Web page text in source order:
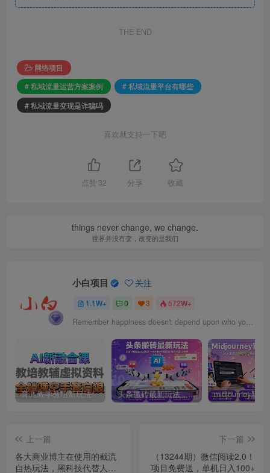
THE END
网络项目
# 私域流量运营方案案例
# 私域流量平台有哪些
# 私域流量变现是诈骗吗
喜欢就支持一下吧
点赞 32 分享 收藏
things never change, we change.
世界并没有变，改变的是我们
小白项目 关注
1.1W+ 0 3 572W+
Remember happiness doesn't depend upon who you are or what you have; it depends solely on what you think.
育儿教学教培新玩法，AI生成教学视频，市场大，操作简单，变现天花板非常高 头条搬砖最新玩法，文章+视频用AI全搞定，一天5张+不是问题，每天只需10分钟
上一篇
各大商业博主在使用的截流
自热玩法，黑科技代替人工
下一篇
（13244期）微信阅读2.0！
项目免费送，单机日入100+